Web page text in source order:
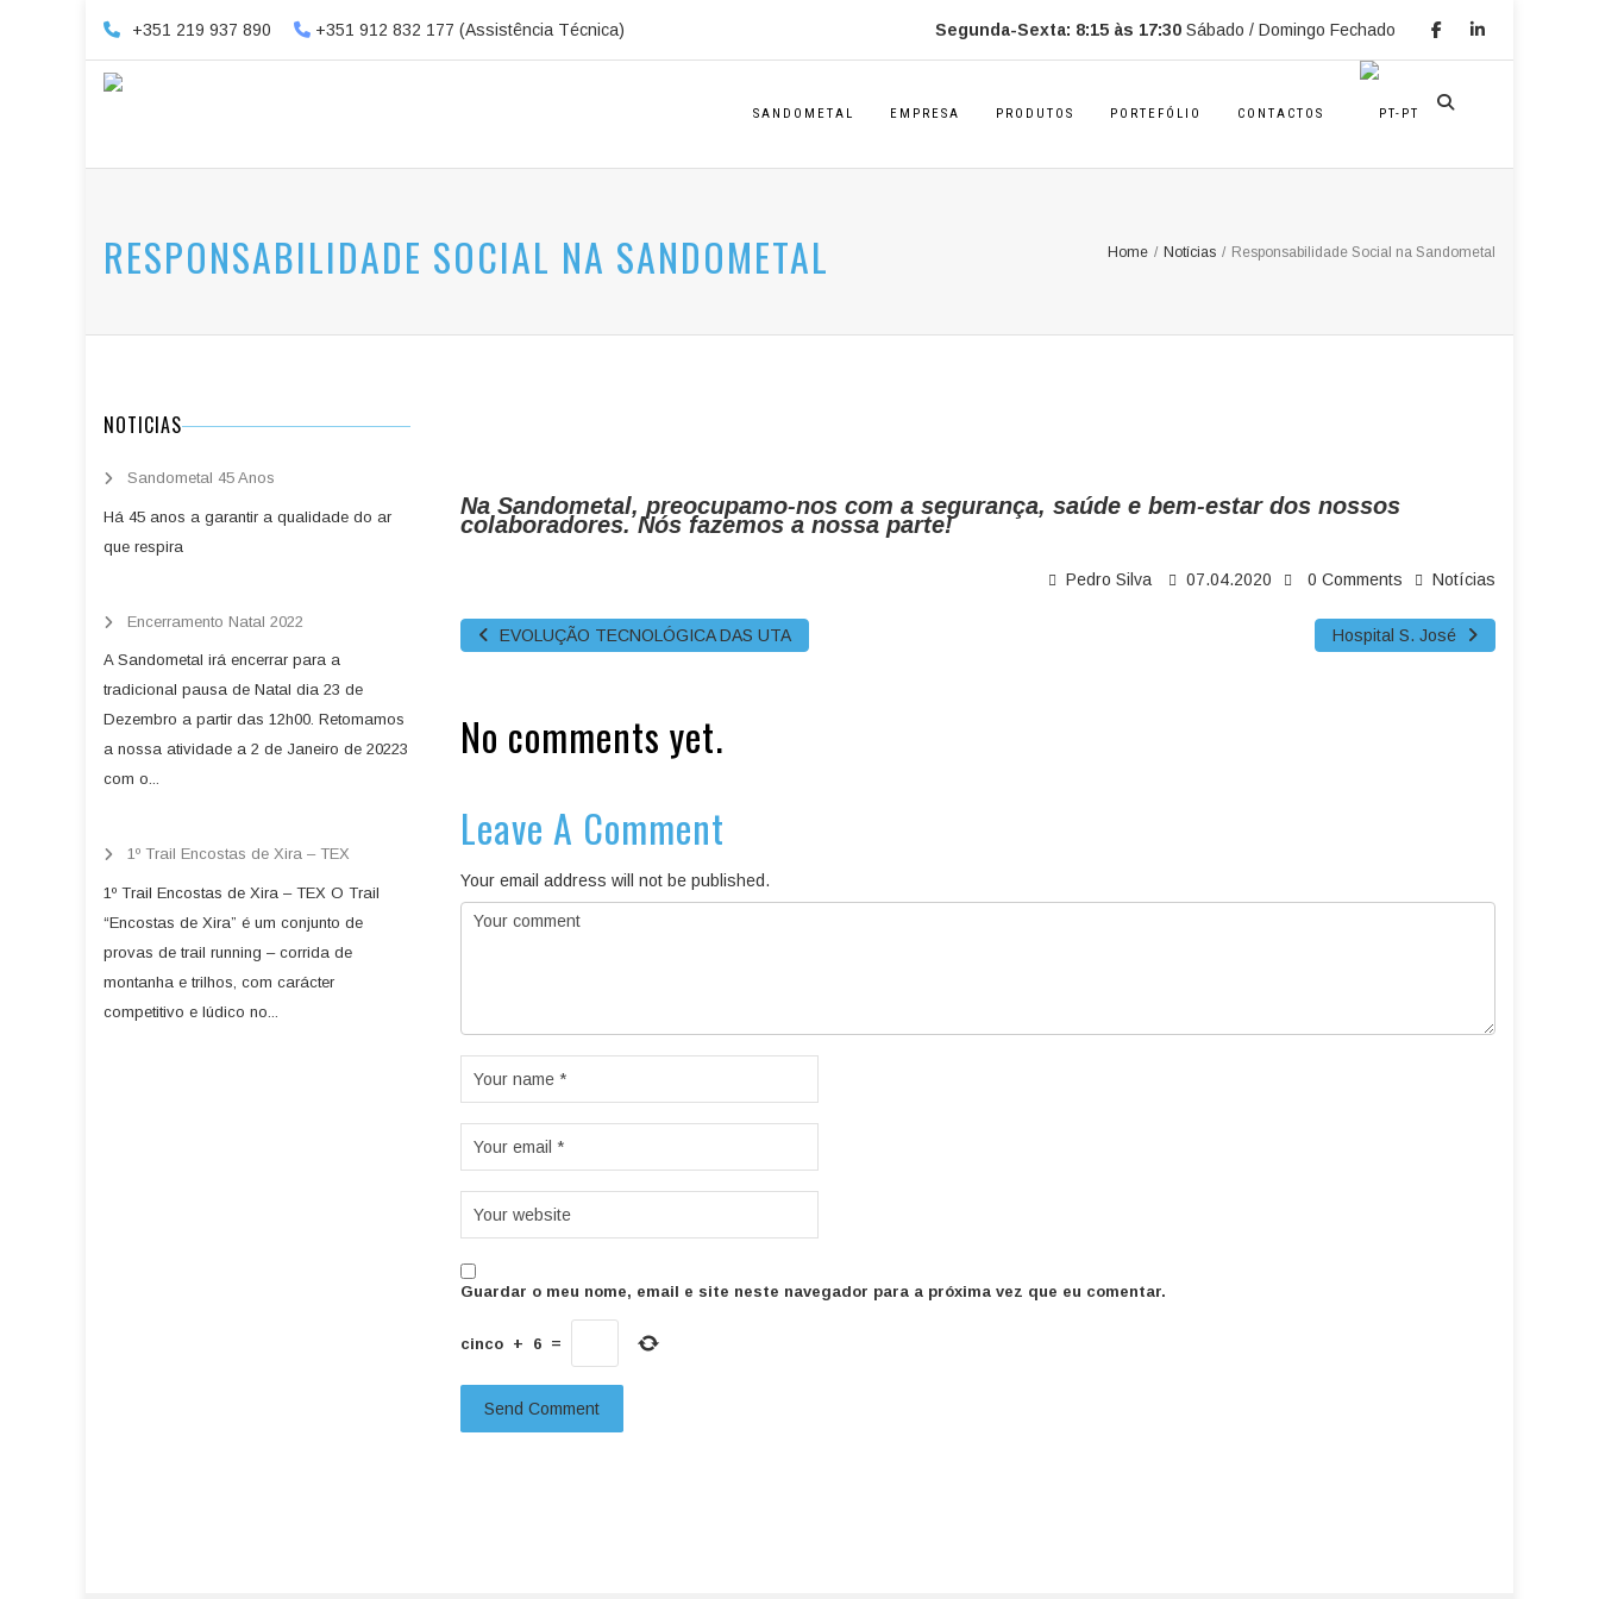
+351 219 937 890 +351 912 832 177 (Assistência Técnica) Segunda-Sexta: 8:15 às 17:30 Sábado / Domingo Fechado
SANDOMETAL EMPRESA PRODUTOS PORTEFÓLIO CONTACTOS
RESPONSABILIDADE SOCIAL NA SANDOMETAL Home / Notícias / Responsabilidade Social na Sandometal
Na Sandometal, preocupamo-nos com a segurança, saúde e bem-estar dos nossos
colaboradores. Nós fazemos a nossa parte!
Pedro Silva 07.04.2020 Notícias
0 Comments
EVOLUÇÃO TECNOLÓGICA DAS UTA Hospital S. José
No comments yet.
Leave A Comment
Your email address will not be published.
Guardar o meu nome, email e site neste navegador para a próxima vez que eu comentar.
cinco + 6 =
NOTICIAS
Sandometal 45 Anos
Há 45 anos a garantir a qualidade do ar
que respira
Encerramento Natal 2022
A Sandometal irá encerrar para a
tradicional pausa de Natal dia 23 de
Dezembro a partir das 12h00. Retomamos
a nossa atividade a 2 de Janeiro de 20223
com o...
1º Trail Encostas de Xira – TEX
1º Trail Encostas de Xira – TEX O Trail
“Encostas de Xira” é um conjunto de
provas de trail running – corrida de
montanha e trilhos, com carácter
competitivo e lúdico no...